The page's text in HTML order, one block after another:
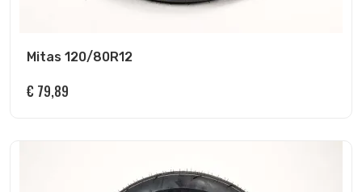
Mitas 120/80R12
€ 79,89